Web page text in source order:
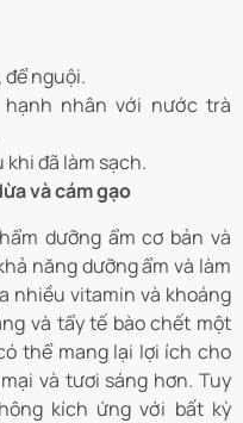
nguội.
nhân với nước trà
đã làm sạch.
và cám gạo
dưỡng ẩm cơ bản và
năng dưỡng ẩm và làm
nhiều vitamin và khoáng
và tẩy tế bào chết một
thể mang lại lợi ích cho
và tươi sáng hơn. Tuy
kích ứng với bất kỳ